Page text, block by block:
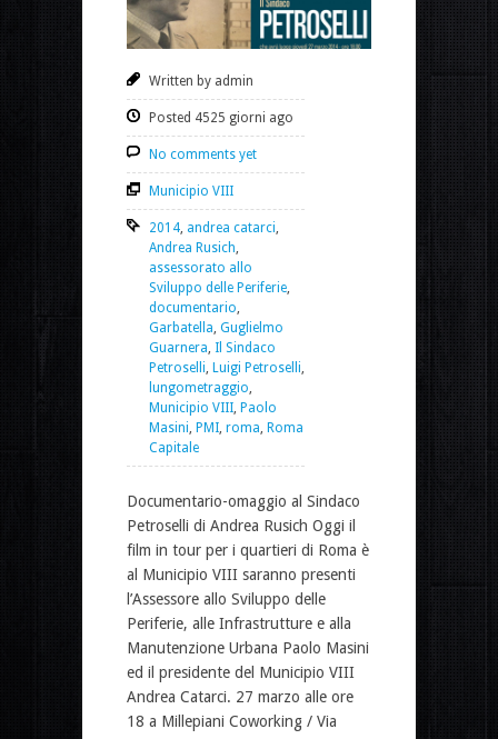
Written by admin
Posted 4525 giorni ago
No comments yet
Municipio VIII
2014 andrea catarci
Andrea Rusich
assessorato allo
Sviluppo delle Periferie
documentario
Garbatella Guglielmo
Guarnera Il Sindaco
Petroselli Luigi Petroselli
lungometraggio
Municipio VIII Paolo
Masini PMI roma Roma
Capitale
Documentario-omaggio al Sindaco
Petroselli di Andrea Rusich Oggi il
film in tour per i quartieri di Roma è
al Municipio VIII saranno presenti
l’Assessore allo Sviluppo delle
Periferie, alle Infrastrutture e alla
Manutenzione Urbana Paolo Masini
ed il presidente del Municipio VIII
Andrea Catarci. 27 marzo alle ore
18 a Millepiani Coworking / Via